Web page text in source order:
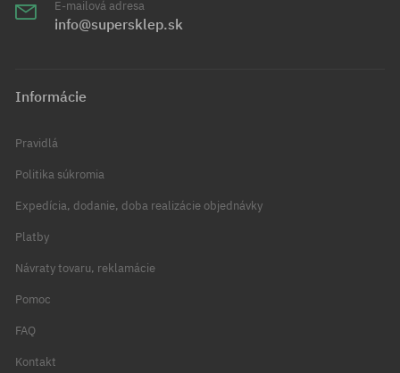
E-mailová adresa
info@supersklep.sk
Informácie
Pravidlá
Politika súkromia
Expedícia, dodanie, doba realizácie objednávky
Platby
Návraty tovaru, reklamácie
Pomoc
FAQ
Kontakt